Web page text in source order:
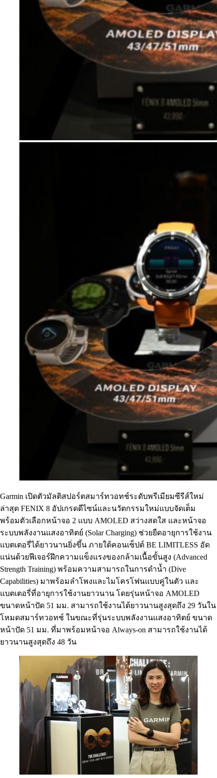
Garmin เปิดตัวมัลติสปอร์ตสมาร์ทวอทช์ระดับพรีเมียมซีรีส์ใหม่
ล่าสุด FENIX 8 อัปเกรดดีไซน์และนวัตกรรมใหม่แบบจัดเต็ม
พร้อมตัวเลือกหน้าจอ 2 แบบ AMOLED สว่างสดใส และหน้าจอ
ระบบพลังงานแสงอาทิตย์ (Solar Charging) ช่วยยืดอายุการใช้งาน
แบตเตอรี่ได้ยาวนานยิ่งขึ้น ภายใต้คอนเซ็ปต์ BE LIMITLESS อัด
แน่นด้วยฟีเจอร์ฝึกความแข็งแรงของกล้ามเนื้อขั้นสูง (Advanced
Strength Training) พร้อมความสามารถในการดำน้ำ (Dive
Capabilities) มาพร้อมลำโพงและไมโครโฟนแบบคู่ในตัว และ
แบตเตอรี่ที่อายุการใช้งานยาวนาน โดยรุ่นหน้าจอ AMOLED
ขนาดหน้าปัด 51 มม. สามารถใช้งานได้ยาวนานสูงสุดถึง 29 วันใน
โหมดสมาร์ทวอทช์ ในขณะที่รุ่นระบบพลังงานแสงอาทิตย์ ขนาด
หน้าปัด 51 มม. ที่มาพร้อมหน้าจอ Always-on สามารถใช้งานได้
ยาวนานสูงสุดถึง 48 วัน